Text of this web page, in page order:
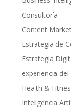
Consultoría
Content
Estrategia de
Estrategia
experiencia del
Health &
Inteligencia